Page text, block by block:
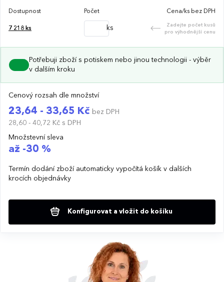
Dostupnost Počet Cena/ks bez DPH
7 218 ks ks
Zadejte počet kusů
pro výhodnější cenu
Potřebuji zboží s potiskem nebo jinou technologii - výběr
v dalším kroku
Cenový rozsah dle množství
23,64 - 33,65 Kč bez DPH
28,60 - 40,72 Kč s DPH
Množstevní sleva
až -30 %
Termín dodání zboží automaticky vypočítá košík v dalších
krocích objednávky
Konfigurovat a vložit do košíku